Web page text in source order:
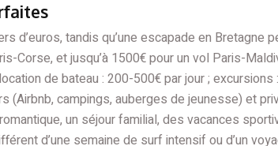
d’euros, tandis qu’une escapade en
et jusqu’à 1500€ pour un vol Paris-
de bateau : 200-500€ par jour ;
campings, auberges de jeunesse) et
un séjour familial, des vacances
d’une semaine de surf intensif ou d’un